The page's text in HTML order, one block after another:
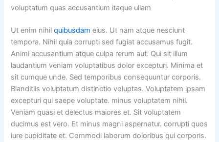
voluptatum quas accusantium itaque ullam
Ut enim nihilquibusdam eius. Ut nam atque nesciunt
tempora. Nihil quia corrupti sed fugiat accusamus fugit.
Animi accusantium atque culpa rerum aut. Qui sit illum
laudantium veniam voluptatibus dolor excepturi. Minima et
sit cumque unde. Sed temporibus consequuntur corporis.
Blanditiis voluptatum distinctio voluptas. Voluptatem ipsam
excepturi qui saepe voluptate. minus voluptatem nihil.
Veniam quasi et delectus maiores et. Sit voluptatem
ducimus est vero. Et minus magni aspernatur. corrupti quos
iure cupiditate et. Commodi laborum doloribus qui corporis.